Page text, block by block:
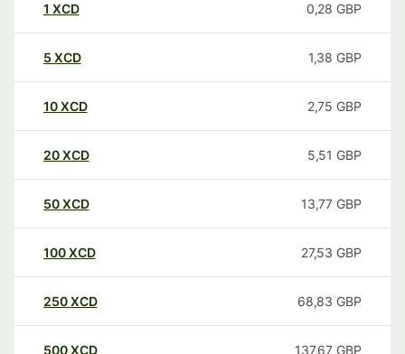
1 XCD 0,28 GBP
5 XCD 1,38 GBP
10XCD 2,75 GBP
20XCD 5,51 GBP
50XCD 13,77 GBP
100XCD 27,53 GBP
250XCD 68,83 GBP
500XCD 137,67 GBP